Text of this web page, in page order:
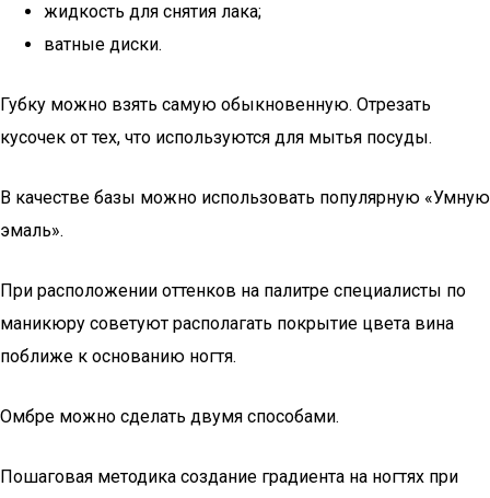
жидкость для снятия лака;
ватные диски.
Губку можно взять самую обыкновенную. Отрезать
кусочек от тех, что используются для мытья посуды.
В качестве базы можно использовать популярную «Умную
эмаль».
При расположении оттенков на палитре специалисты по
маникюру советуют располагать покрытие цвета вина
поближе к основанию ногтя.
Омбре можно сделать двумя способами.
Пошаговая методика создание градиента на ногтях при